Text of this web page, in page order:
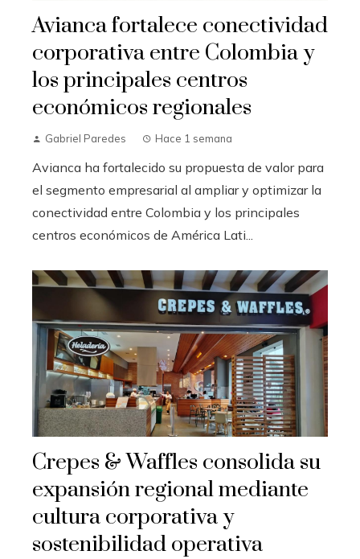
Avianca fortalece conectividad
corporativa entre Colombia y
los principales centros
económicos regionales
Gabriel Paredes Hace 1 semana
Avianca ha fortalecido su propuesta de valor para
el segmento empresarial al ampliar y optimizar la
conectividad entre Colombia y los principales
centros económicos de América Lati...
Crepes & Waffles consolida su
expansión regional mediante
cultura corporativa y
sostenibilidad operativa